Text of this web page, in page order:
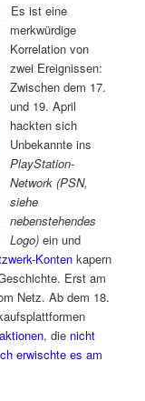
Es ist eine
merkwürdige
Korrelation von
zwei Ereignissen:
Zwischen dem 17.
und 19. April
hackten sich
Unbekannte ins
PlayStation-
Network (PSN,
siehe
nebenstehendes
Logo) ein und
Konten kapern
Erst am
Netz. Ab dem 18.
, die nicht
erwischte es am